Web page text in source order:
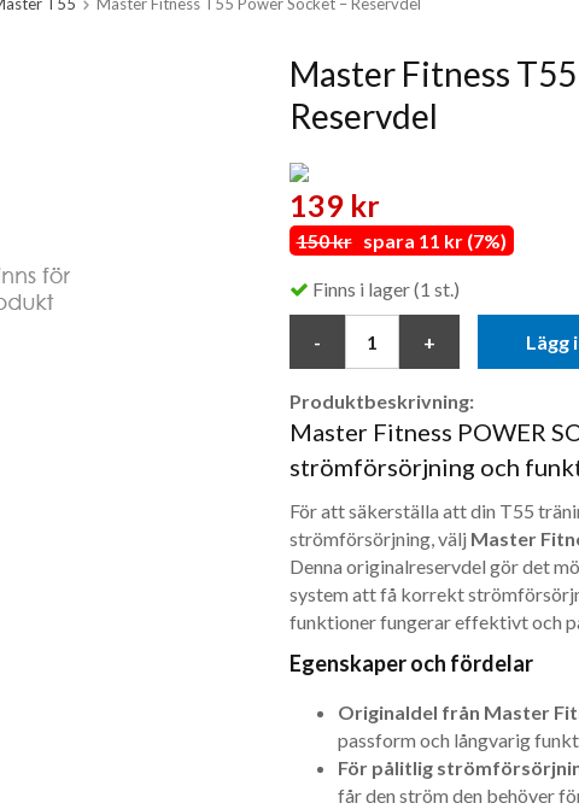
Master Fitness
Reservdel
139 kr
150 krspara 11 kr (7%)
Finns i lager (1 st.)
Lägg
Produktbeskrivning:
Master Fitness POWER
strömförsörjning och
För att säkerställa att din T55
strömförsörjning, välj Master
Denna originalreservdel gör det
system att få korrekt
funktioner fungerar effektivt och
Egenskaper och fördelar
Originaldel från Master
passform och långvarig
För pålitlig
får den ström den behöver